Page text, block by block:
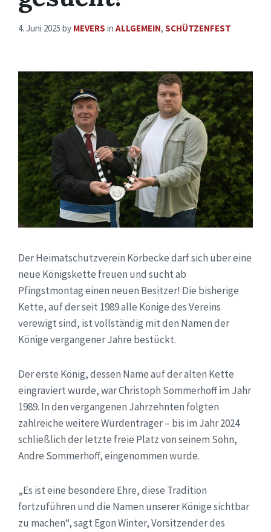
4. Juni 2025 by MEVERS in ALLGEMEIN, SCHÜTZENFEST
Der Heimatschutzverein Körbecke darf sich über eine
neue Königskette freuen und sucht ab
Pfingstmontag einen neuen Besitzer! Die bisherige
Kette, auf der seit 1989 alle Könige des Vereins
verewigt sind, ist vollständig mit den Namen der
Könige vergangener Jahre bestückt.
Der erste König, dessen Name auf der alten Kette
eingraviert wurde, war Christoph Sommerhoff im Jahr
1989. In den vergangenen Jahrzehnten folgten
zahlreiche weitere Würdenträger – bis im Jahr 2024
schließlich der letzte freie Platz von seinem Sohn,
Andre Sommerhoff, eingenommen wurde.
„Es ist eine besondere Ehre, diese Tradition
fortzuführen und die Namen unserer Könige sichtbar
zu machen“, sagt Egon Winter, Vorsitzender des